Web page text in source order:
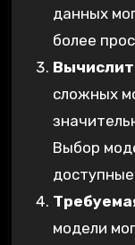
данных
более
сложных
Выбор
модели